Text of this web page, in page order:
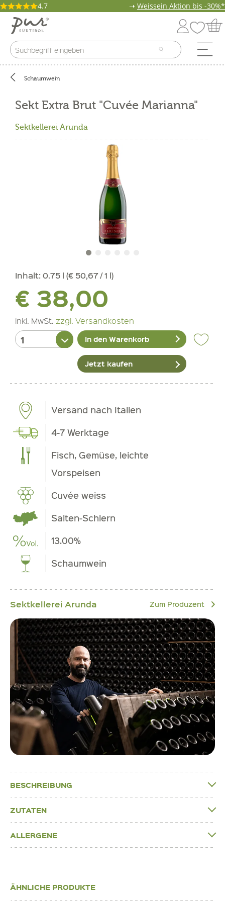
4.7 ➝ Weissein Aktion bis -30%*
Schaumwein
Sekt Extra Brut "Cuvée Marianna"
Sektkellerei Arunda
Inhalt: 0.75 l (€ 50,67 / 1 l)
€ 38,00
inkl. MwSt. zzgl. Versandkosten
In den Warenkorb
Jetzt kaufen
Versand nach Italien
4-7 Werktage
Fisch, Gemüse, leichte
Vorspeisen
Cuvée weiss
Salten-Schlern
13.00%
Schaumwein
Sektkellerei Arunda Zum Produzent
BESCHREIBUNG
ZUTATEN
ALLERGENE
ÄHNLICHE PRODUKTE